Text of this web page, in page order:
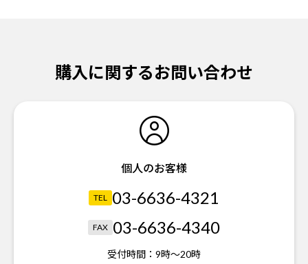
購入に関するお問い合わせ
個人のお客様
TEL 03-6636-4321
FAX 03-6636-4340
受付時間： 9時～20時